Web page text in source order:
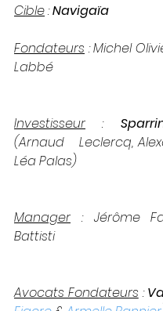
Cible : Navigaïa
Fondateurs : Michel
Labbé
Investisseur :
(Arnaud   Leclercq,
Léa Palas)
Manager : Jérôme
Battisti
Avocats Fondateurs :